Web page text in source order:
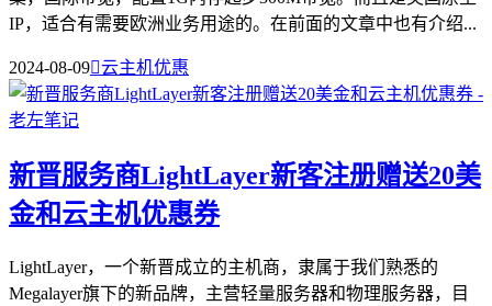
IP，适合有需要欧洲业务用途的。在前面的文章中也有介绍...
2024-08-09云主机优惠
新晋服务商LightLayer新客注册赠送20美
金和云主机优惠券
LightLayer，一个新晋成立的主机商，隶属于我们熟悉的
Megalayer旗下的新品牌，主营轻量服务器和物理服务器，目